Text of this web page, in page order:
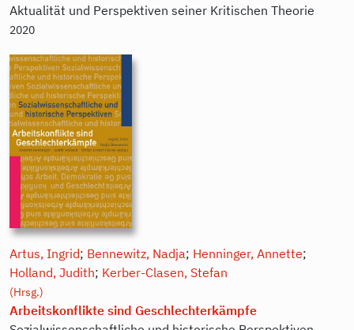
Aktualität und Perspektiven seiner Kritischen Theorie
2020
Artus, Ingrid; Bennewitz, Nadja; Henninger, Annette;
Holland, Judith; Kerber-Clasen, Stefan
(Hrsg.)
Arbeitskonflikte sind Geschlechterkämpfe